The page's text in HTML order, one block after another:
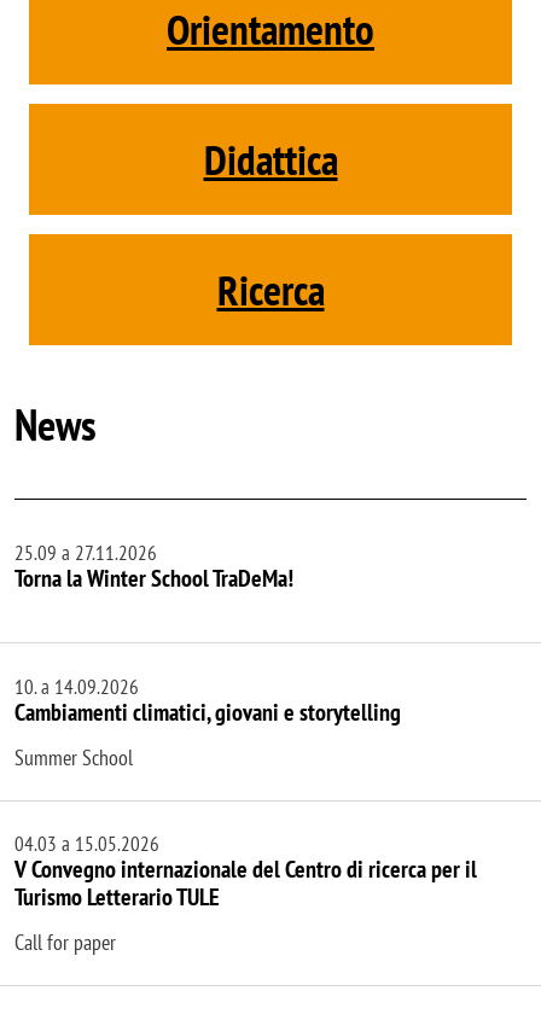
Orientamento
Didattica
Ricerca
News
25.09 a 27.11.2026
Torna la Winter School TraDeMa!
10. a 14.09.2026
Cambiamenti climatici, giovani e storytelling
Summer School
04.03 a 15.05.2026
V Convegno internazionale del Centro di ricerca per il
Turismo Letterario TULE
Call for paper